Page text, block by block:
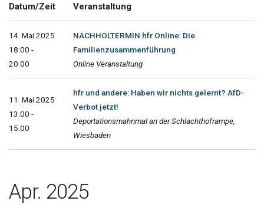
Datum/Zeit Veranstaltung
14. Mai 2025
18:00 -
20:00
NACHHOLTERMIN hfr Online: Die
Familienzusammenführung
Online Veranstaltung
11. Mai 2025
13:00 -
15:00
hfr und andere: Haben wir nichts gelernt? AfD-
Verbot jetzt!
Deportationsmahnmal an der Schlachthoframpe,
Wiesbaden
Apr. 2025